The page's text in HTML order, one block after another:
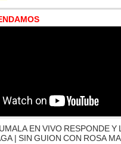
EN VIVO RESPONDE Y
| SIN GUION CON ROSA